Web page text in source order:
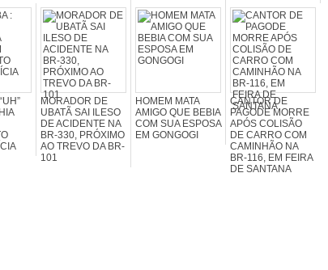
MORADOR DE
UBATÃ SAI ILESO
DE ACIDENTE NA
BR-330, PRÓXIMO
AO TREVO DA BR-
101
HOMEM MATA
AMIGO QUE BEBIA
COM SUA ESPOSA
EM GONGOGI
CANTOR DE
PAGODE MORRE
APÓS COLISÃO
DE CARRO COM
CAMINHÃO NA
BR-116, EM FEIRA
DE SANTANA